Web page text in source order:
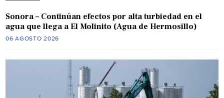
Sonora – Continúan efectos por alta turbiedad en el
agua que llega a El Molinito (Agua de Hermosillo)
06 AGOSTO 2026